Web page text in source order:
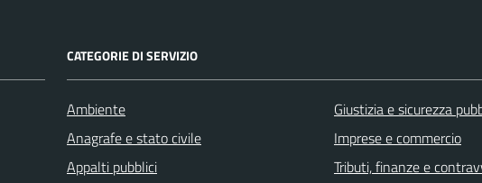
CATEGORIE DI SERVIZIO
Ambiente
Anagrafe e stato civile
Appalti pubblici
Giustizia e sicurezza
Imprese e commercio
Tributi, finanze e